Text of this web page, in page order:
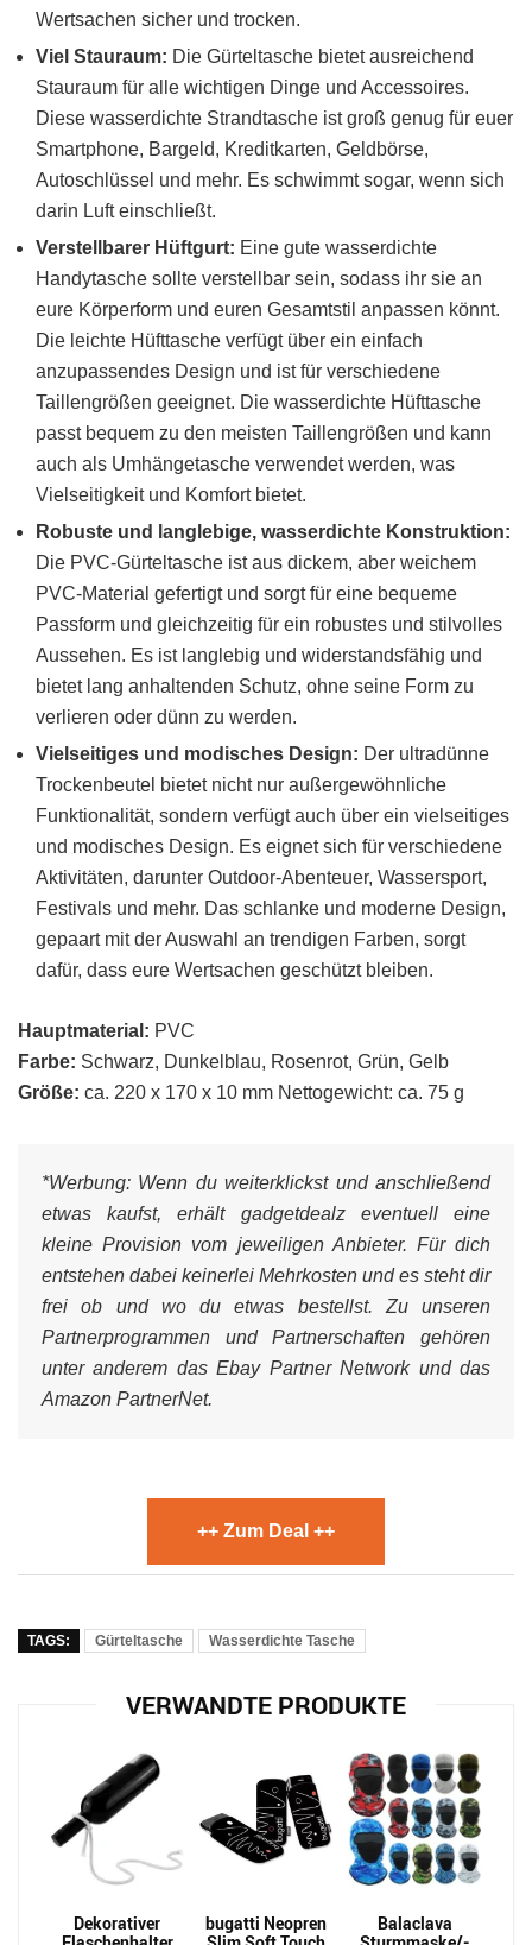
Wertsachen sicher und trocken.
Viel Stauraum: Die Gürteltasche bietet ausreichend
Stauraum für alle wichtigen Dinge und Accessoires.
Diese wasserdichte Strandtasche ist groß genug für euer
Smartphone, Bargeld, Kreditkarten, Geldbörse,
Autoschlüssel und mehr. Es schwimmt sogar, wenn sich
darin Luft einschließt.
Verstellbarer Hüftgurt: Eine gute wasserdichte
Handytasche sollte verstellbar sein, sodass ihr sie an
eure Körperform und euren Gesamtstil anpassen könnt.
Die leichte Hüfttasche verfügt über ein einfach
anzupassendes Design und ist für verschiedene
Taillengrößen geeignet. Die wasserdichte Hüfttasche
passt bequem zu den meisten Taillengrößen und kann
auch als Umhängetasche verwendet werden, was
Vielseitigkeit und Komfort bietet.
Robuste und langlebige, wasserdichte Konstruktion:
Die PVC-Gürteltasche ist aus dickem, aber weichem
PVC-Material gefertigt und sorgt für eine bequeme
Passform und gleichzeitig für ein robustes und stilvolles
Aussehen. Es ist langlebig und widerstandsfähig und
bietet lang anhaltenden Schutz, ohne seine Form zu
verlieren oder dünn zu werden.
Vielseitiges und modisches Design: Der ultradünne
Trockenbeutel bietet nicht nur außergewöhnliche
Funktionalität, sondern verfügt auch über ein vielseitiges
und modisches Design. Es eignet sich für verschiedene
Aktivitäten, darunter Outdoor-Abenteuer, Wassersport,
Festivals und mehr. Das schlanke und moderne Design,
gepaart mit der Auswahl an trendigen Farben, sorgt
dafür, dass eure Wertsachen geschützt bleiben.
Hauptmaterial: PVC
Farbe: Schwarz, Dunkelblau, Rosenrot, Grün, Gelb
Größe: ca. 220 x 170 x 10 mm Nettogewicht: ca. 75 g
*Werbung: Wenn du weiterklickst und anschließend
etwas kaufst, erhält gadgetdealz eventuell eine
kleine Provision vom jeweiligen Anbieter. Für dich
entstehen dabei keinerlei Mehrkosten und es steht dir
frei ob und wo du etwas bestellst. Zu unseren
Partnerprogrammen und Partnerschaften gehören
unter anderem das Ebay Partner Network und das
Amazon PartnerNet.
++ Zum Deal ++
TAGS: Gürteltasche Wasserdichte Tasche
VERWANDTE PRODUKTE
Dekorativer
bugatti Neopren
Balaclava